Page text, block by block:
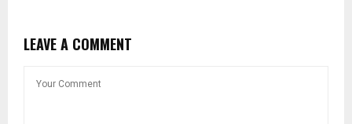
LEAVE A COMMENT